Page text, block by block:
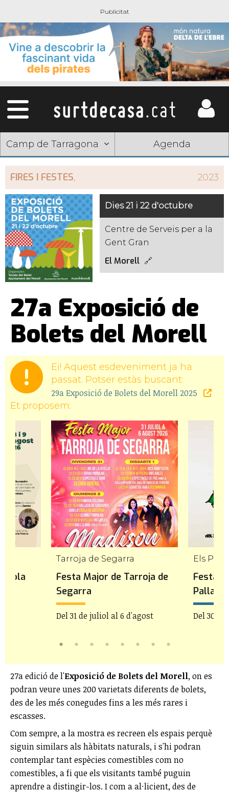
Camp de Tarragona Agenda
FIRES I FESTES, 2023
Dies 21 i 22 d'octubre
Centre de Serveis per a la
Gent Gran
El Morell
27a Exposició de
Bolets del Morell
Ei! Aquest esdeveniment ja ha
passat. Potser estàs buscant:
29a Exposició de Bolets del Morell 2025
Et proposem:
Tarroja de Segarra
Festa Major de Tarroja de
Segarra
Del 31 de juliol al 6 d'agost
Els
Festa
Del 30
27a edició de l'Exposició de Bolets del Morell, on es
podran veure unes 200 varietats diferents de bolets,
des de les més conegudes fins a les més rares i
escasses.
Com sempre, a la mostra es recreen els espais perquè
siguin similars als hàbitats naturals, i s'hi podran
contemplar tant espècies comestibles com no
comestibles, a fi que els visitants també puguin
aprendre a distingir-los. I com a al·licient, des de